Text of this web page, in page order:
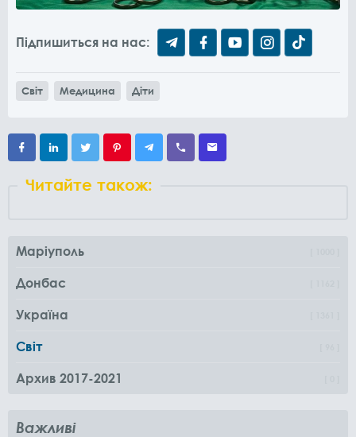
Підпишиться на нас:
Світ Медицина Діти
Читайте також:
Маріуполь
Донбас
Україна
Світ
Архив 2017-2021
Важливі